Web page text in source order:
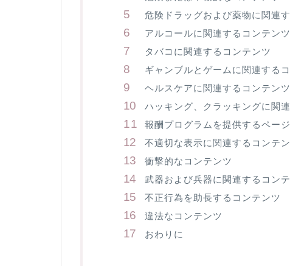
危険ドラッグおよび薬物に関連
アルコールに関連するコンテンツ
タバコに関連するコンテンツ
ギャンブルとゲームに関連する
ヘルスケアに関連するコンテンツ
ハッキング、クラッキングに関
報酬プログラムを提供するページ
不適切な表示に関連するコンテ
衝撃的なコンテンツ
武器および兵器に関連するコン
不正行為を助長するコンテンツ
違法なコンテンツ
おわりに